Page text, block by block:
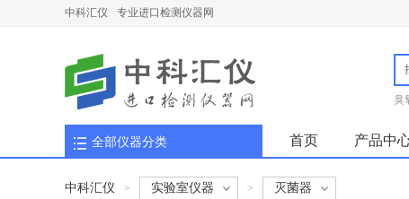
中科汇仪 专业进口检测仪器网
臭
首页 产品中
全部仪器分类
中科汇仪 > 实验室仪器 > 灭菌器